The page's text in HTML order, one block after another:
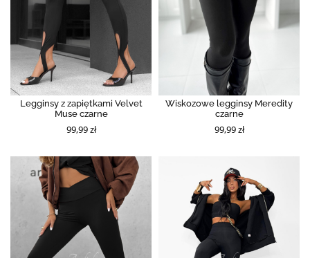
Legginsy z zapiętkami Velvet
Muse czarne
99,99 zł
Wiskozowe legginsy Meredity
czarne
99,99 zł